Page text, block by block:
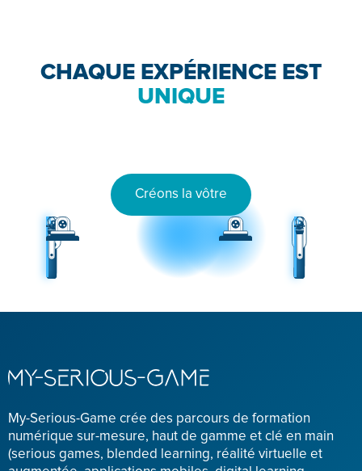
CHAQUE EXPÉRIENCE EST
UNIQUE
Créons la vôtre
My-Serious-Game crée des parcours de formation
numérique sur-mesure, haut de gamme et clé en main
(serious games, blended learning, réalité virtuelle et